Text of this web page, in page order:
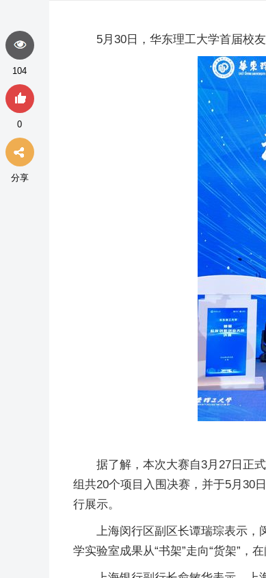
5月30日，华东理工大学首届校
据了解，本次大赛自3月27日正
组共20个项目入围决赛，并于5月30
行展示。
上海闵行区副区长谭瑞琮表示，
学实验室成果从“书架”走向“货架”，
104
0
分享